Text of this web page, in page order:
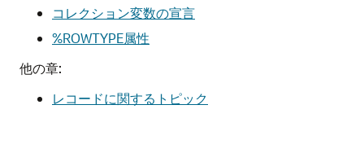
コレクション変数の宣言
%ROWTYPE属性
他の章:
レコードに関するトピック